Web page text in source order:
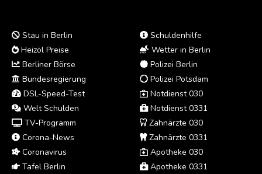
Stau in Berlin
Heizöl Preise
Berliner Börse
Bundesregierung
DSL-Speed-Test
Welt Schulden
TV-Programm
Corona-News
Coronavirus
Tafel Berlin
Schuldenhilfe
Wetter in Berlin
Polizei Berlin
Polizei Potsdam
Notdienst 030
Notdienst 0331
Zahnärzte 030
Zahnärzte 0331
Apotheke 030
Apotheke 0331